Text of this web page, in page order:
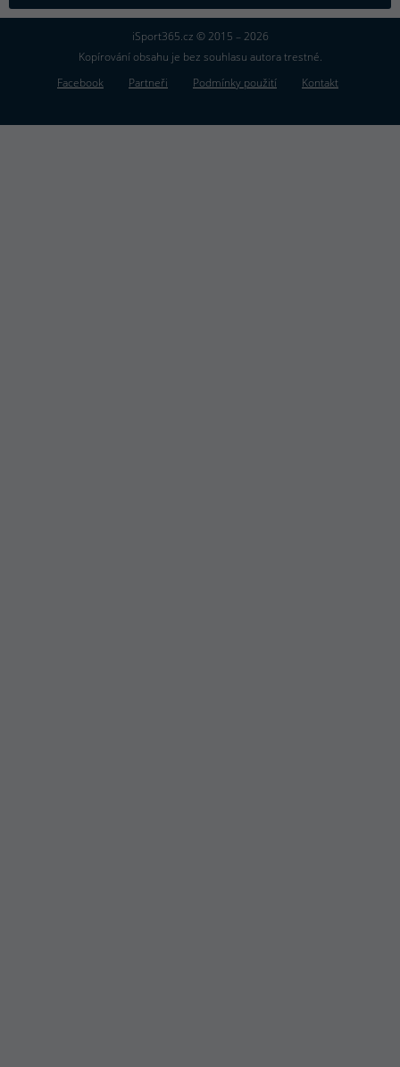
Facebook Partneři Podmínky použití Kontakt
iSport365.cz © 2015 – 2026
Kopírování obsahu je bez souhlasu autora trestné.